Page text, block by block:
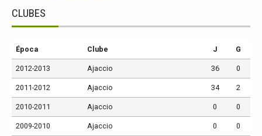
CLUBES
Época Clube J G
2012-2013 Ajaccio 36 0
2011-2012 Ajaccio 34 2
2010-2011 Ajaccio 0 0
2009-2010 Ajaccio 0 0